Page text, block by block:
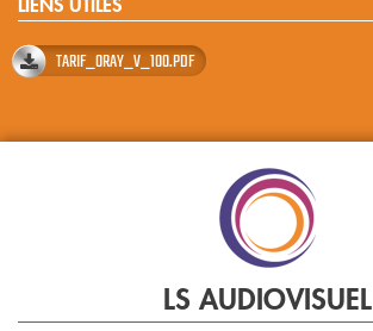
LIENS UTILES
TARIF_ORAY_V_100.PDF
LS AUDIOVISUEL